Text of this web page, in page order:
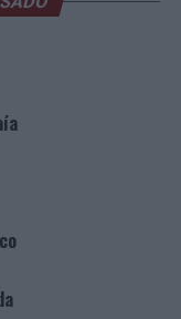
os elementos de
demonstrado
cerca de 5
cumpridos 3
Cascais, tendo,
sexo feminino,
do crime de
utilizada